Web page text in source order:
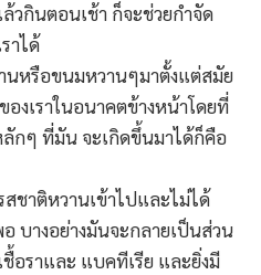
วกินตอนเช้า ก็จะช่วยกำจัด
าได้
หรือขนมหวานๆมาตั้งแต่สมัย
งเราในอนาคตข้างหน้าโดยที่
ลักๆ ที่มัน จะเกิดขึ้นมาได้ก็คือ
ชาติหวานเข้าไปและไม่ได้
บางอย่างมันจะกลายเป็นส่วน
อราและ แบคทีเรีย และยิ่งมี